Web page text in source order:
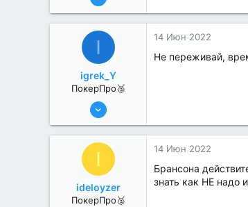
1
I
igrek_Y
ПокерПро🥈
6 Июн 2022
2
14 Июн 2022
Не переживай,
I
ideloyzer
ПокерПро🥈
14 Июн 2022
Брансона
знать как НЕ надо